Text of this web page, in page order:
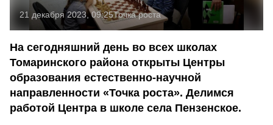
21 декабря 2023, 09:25Точка роста
На сегодняшний день во всех школах
Томаринского района открыты Центры
образования естественно-научной
направленности «Точка роста». Делимся
работой Центра в школе села Пензенское.